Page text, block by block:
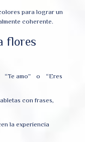
para lograr un
coherente.
flores
“Te amo” o “Eres
con frases,
la experiencia